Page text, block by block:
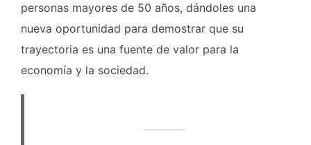
personas mayores de 50 años, dándoles una
nueva oportunidad para demostrar que su
trayectoria es una fuente de valor para la
economía y la sociedad.